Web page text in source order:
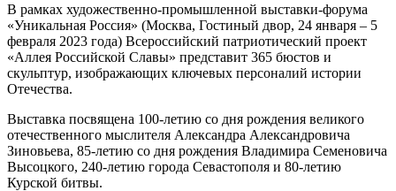
В рамках художественно-промышленной выставки-форума
«Уникальная Россия» (Москва, Гостиный двор, 24 января – 5
февраля 2023 года) Всероссийский патриотический проект
«Аллея Российской Славы» представит 365 бюстов и
скульптур, изображающих ключевых персоналий истории
Отечества.
Выставка посвящена 100-летию со дня рождения великого
отечественного мыслителя Александра Александровича
Зиновьева, 85-летию со дня рождения Владимира Семеновича
Высоцкого, 240-летию города Севастополя и 80-летию
Курской битвы.